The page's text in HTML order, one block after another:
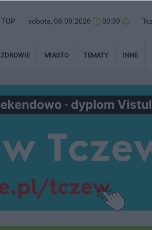
TOP sobota, 08.08.2026 00:39
ZDROWIE MIASTO TEMATY INNE